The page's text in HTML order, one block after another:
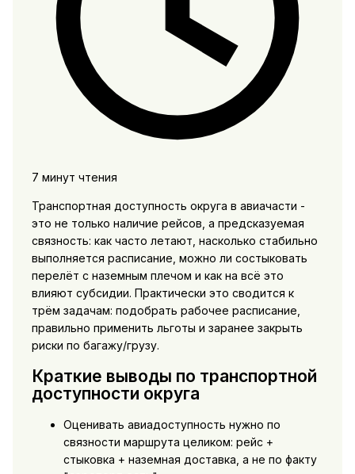
7 минут чтения
Транспортная доступность округа в авиачасти -
это не только наличие рейсов, а предсказуемая
связность: как часто летают, насколько стабильно
выполняется расписание, можно ли состыковать
перелёт с наземным плечом и как на всё это
влияют субсидии. Практически это сводится к
трём задачам: подобрать рабочее расписание,
правильно применить льготы и заранее закрыть
риски по багажу/грузу.
Краткие выводы по транспортной
доступности округа
Оценивать авиадоступность нужно по
связности маршрута целиком: рейс +
стыковка + наземная доставка, а не по факту